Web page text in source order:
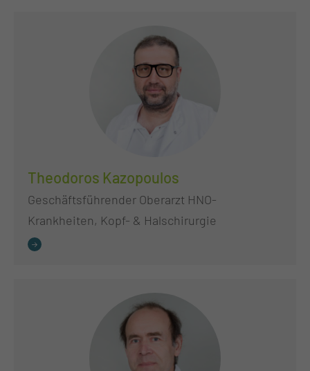
Theodoros Kazopoulos
Geschäftsführender Oberarzt HNO-
Krankheiten, Kopf- & Halschirurgie